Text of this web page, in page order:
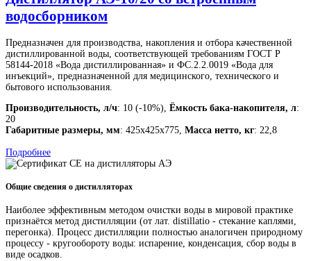
водосборником
Предназначен для производства, накопления и отбора качественной
дистиллированной воды, соответствующей требованиям ГОСТ Р
58144-2018 «Вода дистиллированная» и ФС.2.2.0019 «Вода для
инъекций», предназначенной для медицинского, технического и
бытового использования.
Производительность, л/ч: 10 (-10%), Ёмкость бака-накопителя, л:
20
Габаритные размеры, мм: 425х425х775, Масса нетто, кг: 22,8
Подробнее
Общие сведения о дистилляторах
Наиболее эффективным методом очистки воды в мировой практике
признаётся метод дистилляции (от лат. distillatio - стекание каплями,
перегонка). Процесс дистилляции полностью аналогичен природному
процессу - кругообороту воды: испарение, конденсация, сбор воды в
виде осадков.